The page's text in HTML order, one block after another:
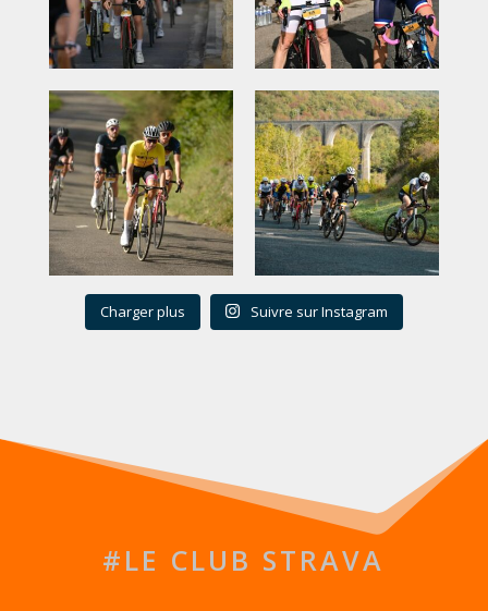
Charger plus Suivre sur Instagram
#LE CLUB STRAVA